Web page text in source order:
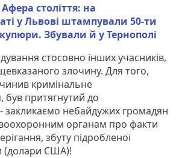
Афера століття: на
у Львові штампували 50-ти
Збували й у Тернополі
стосовно інших учасників,
злочину. Для того,
кримінальне
притягнутий до
- закликаємо небайдужих громадян
органам про факти
збуту підробленої
(долари США)!